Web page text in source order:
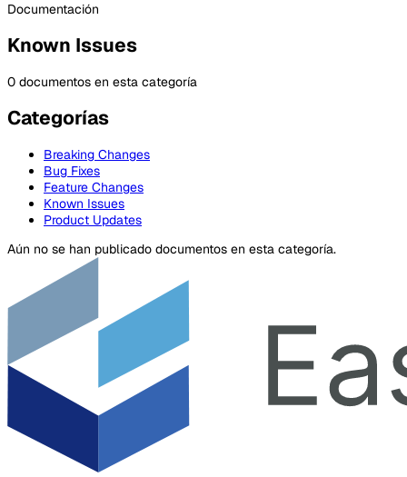
Documentación
Known Issues
0 documentos en esta categoría
Categorías
Breaking Changes
Bug Fixes
Feature Changes
Known Issues
Product Updates
Aún no se han publicado documentos en esta categoría.